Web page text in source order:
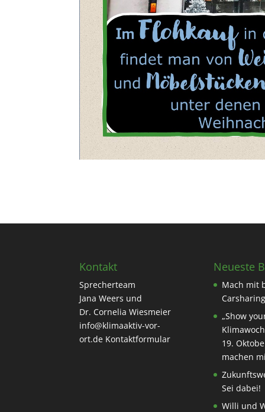
Kontakt
Sprecherteam
Jana Weers und
Dr. Cornelia Wiesmeier
info@klimaaktiv-vor-
ort.de Kontaktformular
Neueste
Mach mit
„Show
19.
machen
Sei dabei!
Willi und